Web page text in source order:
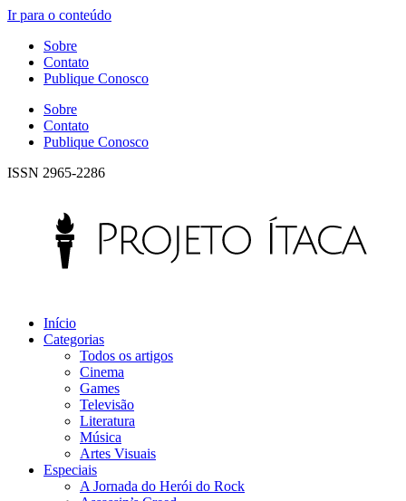
Ir para o conteúdo
Sobre
Contato
Publique Conosco
Sobre
Contato
Publique Conosco
ISSN 2965-2286
Início
Categorias
Todos os artigos
Cinema
Games
Televisão
Literatura
Música
Artes Visuais
Especiais
A Jornada do Herói do Rock